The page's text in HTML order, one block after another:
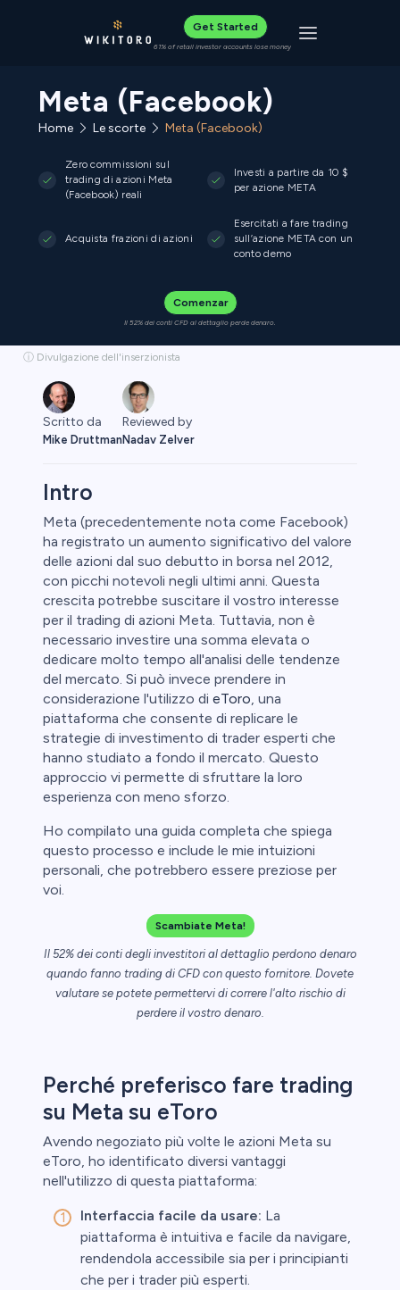
Get Started
61% of retail investor accounts lose money Toggle
Meta (Facebook)
Home Le scorte Meta (Facebook)
Zero commissioni sul
trading di azioni Meta
(Facebook) reali
Investi a partire da 10 $
per azione META
Acquista frazioni di azioni
Esercitati a fare trading
sull’azione META con un
conto demo
Comenzar
Il 52% dei conti CFD al dettaglio perde denaro.
ⓘ Divulgazione dell'inserzionista
Scritto da
Mike Druttman
Reviewed by
Nadav Zelver
Intro
Meta (precedentemente nota come Facebook)
ha registrato un aumento significativo del valore
delle azioni dal suo debutto in borsa nel 2012,
con picchi notevoli negli ultimi anni. Questa
crescita potrebbe suscitare il vostro interesse
per il trading di azioni Meta. Tuttavia, non è
necessario investire una somma elevata o
dedicare molto tempo all'analisi delle tendenze
del mercato. Si può invece prendere in
considerazione l'utilizzo di eToro, una
piattaforma che consente di replicare le
strategie di investimento di trader esperti che
hanno studiato a fondo il mercato. Questo
approccio vi permette di sfruttare la loro
esperienza con meno sforzo.
Ho compilato una guida completa che spiega
questo processo e include le mie intuizioni
personali, che potrebbero essere preziose per
voi.
Scambiate Meta!
Il 52% dei conti degli investitori al dettaglio perdono denaro
quando fanno trading di CFD con questo fornitore. Dovete
valutare se potete permettervi di correre l'alto rischio di
perdere il vostro denaro.
Perché preferisco fare trading
su Meta su eToro
Avendo negoziato più volte le azioni Meta su
eToro, ho identificato diversi vantaggi
nell'utilizzo di questa piattaforma:
Interfaccia facile da usare: La
piattaforma è intuitiva e facile da navigare,
rendendola accessibile sia per i principianti
che per i trader più esperti.
perde